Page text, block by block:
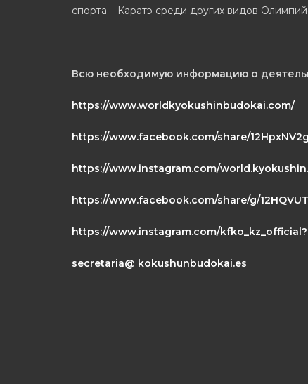
спорта – Каратэ среди других видов
Всю необходимую информацию о
https://www.worldkyokushinbudokai.com/
https://www.facebook.com/share/
https://www.instagram.com/
https://www.facebook.com/share/g/
https://www.instagram.com/
secretaria@ kokushunbudokai.es